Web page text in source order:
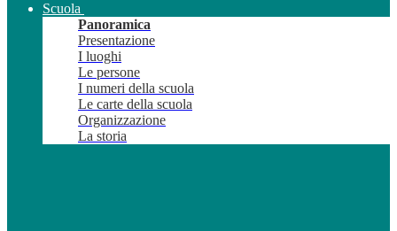
Scuola
Panoramica
Presentazione
I luoghi
Le persone
I numeri della scuola
Le carte della scuola
Organizzazione
La storia